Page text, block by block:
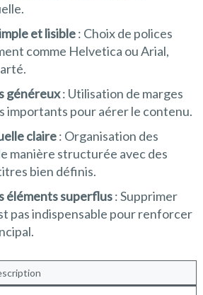
et lisible: Choix de polices
comme Helvetica ou Arial,
généreux: Utilisation de marges
importants pour aérer le contenu.
claire: Organisation des
manière structurée avec des
bien définis.
éléments superflus: Supprimer
pas indispensable pour renforcer